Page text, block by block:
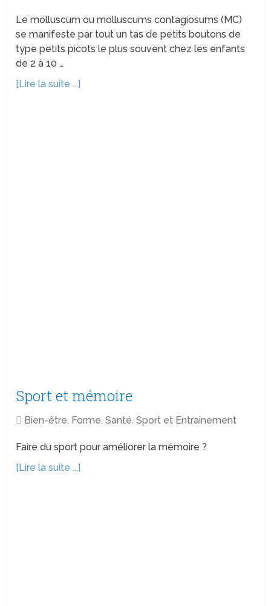
Le molluscum ou molluscums contagiosums (MC)
se manifeste par tout un tas de petits boutons de
type petits picots le plus souvent chez les enfants
de 2 à 10 …
[Lire la suite ...]
Sport et mémoire
Bien-être, Forme,Santé,Sport et Entrainement
Faire du sport pour améliorer la mémoire ?
[Lire la suite ...]